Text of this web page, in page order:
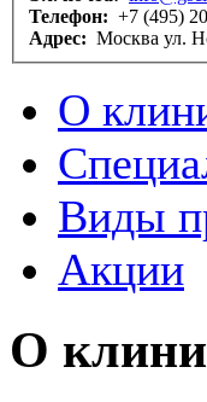
Телефон: +7 (495)
Адрес: Москва ул.
О
Виды
Акции
О